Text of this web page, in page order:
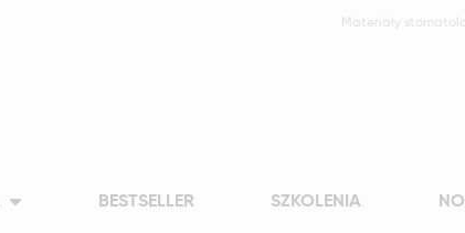
Materiały
BESTSELLER SZKOLENIA